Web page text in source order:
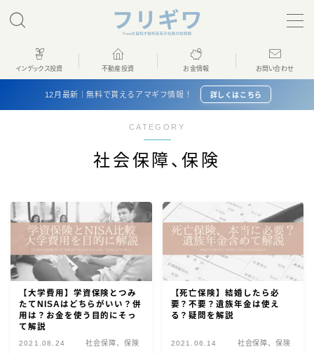
MENU
ホーム
お金情報
プロフィール
お問い合わせ
インデックス投資 不動産投資 お金情報 お問い合わせ
12月最新｜無料で貰えるアマギフ情報！ 詳しくはこちら
CATEGORY
社会保障、保険
【大学費用】学資保険とつみ
たてNISAはどちらがいい？併
用は？お金を使う目的にそっ
て解説
2021.08.24 社会保障、保険
【死亡保険】結婚したら必
要？不要？遺族年金は使え
る？疑問を解説
2021.06.14 社会保障、保険